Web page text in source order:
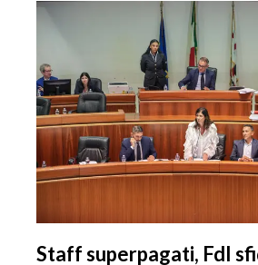
Staff superpagati, FdI